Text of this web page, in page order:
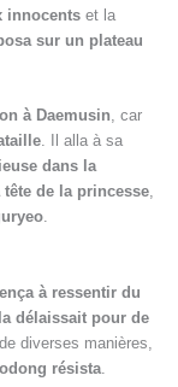
innocents et la
sur un plateau
à Daemusin, car
. Il alla à sa
dans la
de la princesse,
.
à ressentir du
délaissait pour de
de diverses manières,
résista